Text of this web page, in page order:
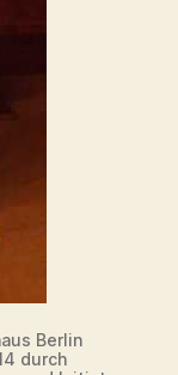
Berlin
durch